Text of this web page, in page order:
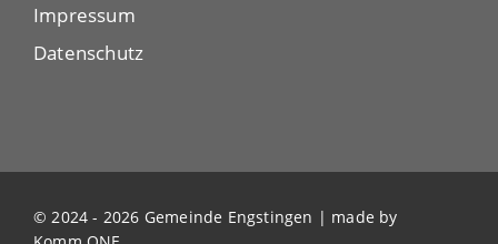
Impressum
Datenschutz
© 2024 - 2026 Gemeinde Engstingen | made by